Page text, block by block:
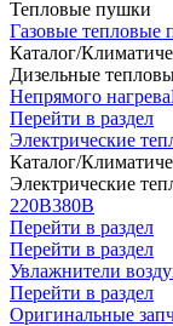
Тепловые пушки
Газовые тепловые
Каталог/
Дизельные
Непрямого нагрева
Перейти в раздел
Электрические
Каталог/
Электрические
220В380В
Перейти в раздел
Перейти в раздел
Увлажнители
Перейти в раздел
Оригинальные